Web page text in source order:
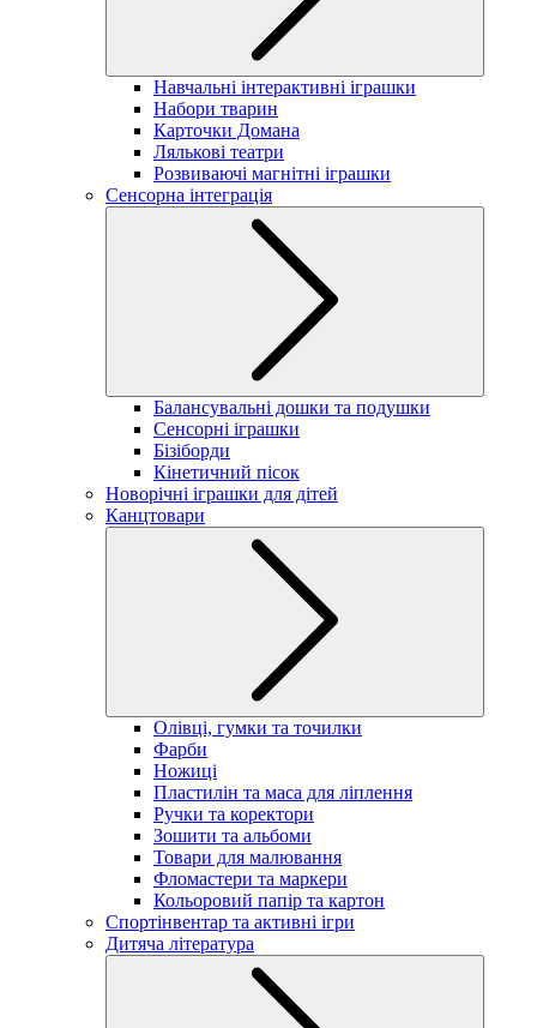
Навчальні інтерактивні іграшки
Набори тварин
Карточки Домана
Лялькові театри
Розвиваючі магнітні іграшки
Сенсорна інтеграція
Балансувальні дошки та подушки
Сенсорні іграшки
Бізіборди
Кінетичний пісок
Новорічні іграшки для дітей
Канцтовари
Олівці, гумки та точилки
Фарби
Ножиці
Пластилін та маса для ліплення
Ручки та коректори
Зошити та альбоми
Товари для малювання
Фломастери та маркери
Кольоровий папір та картон
Спортінвентар та активні ігри
Дитяча література